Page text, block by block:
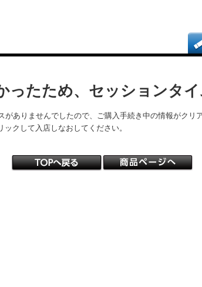
ったため、セッションタイ
ありませんでしたので、ご購入手続き中の情報がクリ
クして入店しなおしてください。